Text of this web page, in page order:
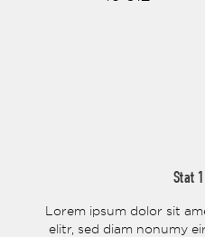
Stat
Lorem ipsum dolor sit
elitr, sed diam nonumy